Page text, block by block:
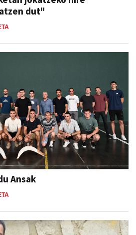
dut"
Ansak